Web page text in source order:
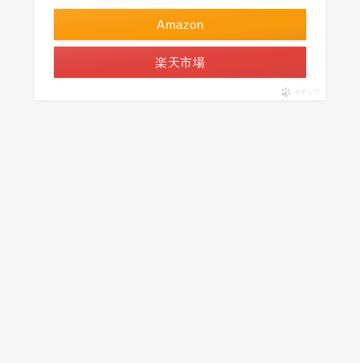
Amazon
楽天市場
ポチップ